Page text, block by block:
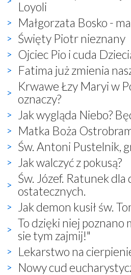
Loyoli
Małgorzata Bosko -
Święty Piotr nieznany
Ojciec Pio i cuda
Fatima już zmienia
Krwawe Łzy Maryi w
oznaczy?
Jak wygląda Niebo?
Matka Boża
Św. Antoni Pustelnik,
Jak walczyć z pokusą?
Św. Józef. Ratunek dla
ostatecznych.
Jak demon kusił św.
To dzięki niej poznano
sie tym zajmij!"
Lekarstwo na
Nowy cud